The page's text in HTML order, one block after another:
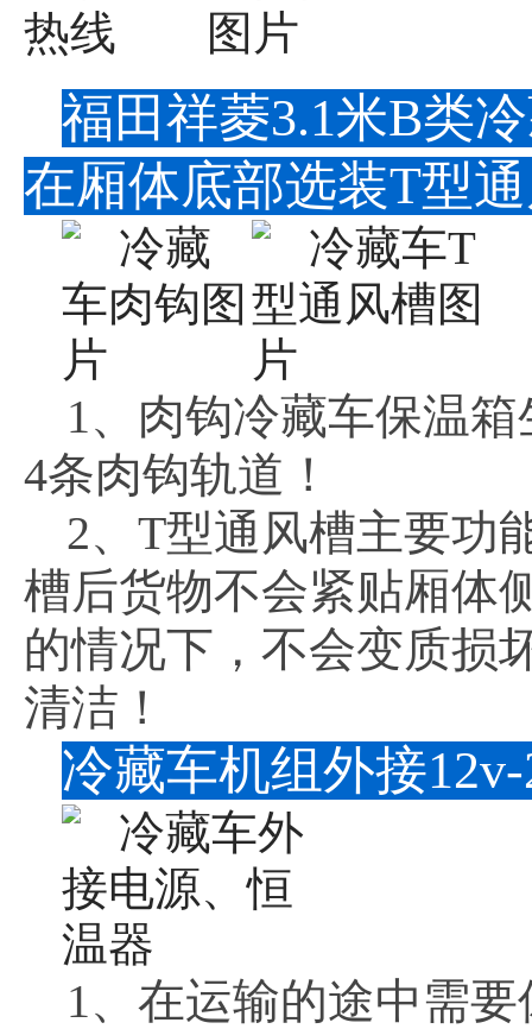
福田祥菱3.1米B类
在厢体底部选装T型
1、肉钩冷藏车保温
4条肉钩轨道！
2、T型通风槽主要功
槽后货物不会紧贴厢体
的情况下，不会变质损
清洁！
冷藏车机组外接
1、在运输的途中需